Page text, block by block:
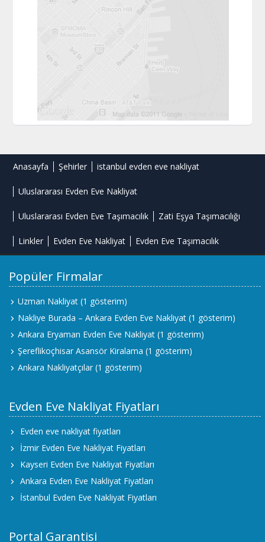
Anasayfa Şehirler istanbul evden eve nakliyat
Uluslararası Evden Eve Nakliyat
Uluslararası Evden Eve Taşımacılık Zati Eşya Taşımacılığı
Linkler Evden Eve Nakliyat Evden Eve Taşımacılık
Popüler Firmalar
Uzman Nakliyat (1 gösterim)
Nakliye Burada – Ankara Evden Eve Nakliyat (1 gösterim)
Ankara Eryaman Evden Eve Nakliyat (1 gösterim)
Şereflikoçhisar Asansör Kiralama (1 gösterim)
Ankara Nakliyatçılar (1 gösterim)
Evden Eve Nakliyat Fiyatları
Evden eve nakliyat fiyatları
İzmir Evden Eve Nakliyat Fiyatları
Kayseri Evden Eve Nakliyat Fiyatları
Ankara Evden Eve Nakliyat Fiyatları
İstanbul Evden Eve Nakliyat Fiyatları
Portal Garantisi